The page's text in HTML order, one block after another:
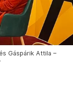
Gáspárik Attila –